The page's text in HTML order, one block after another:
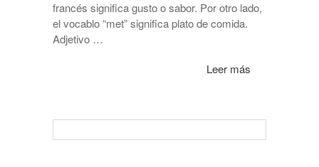
francés significa gusto o sabor. Por otro lado,
el vocablo “met” significa plato de comida.
Adjetivo …
Leer más